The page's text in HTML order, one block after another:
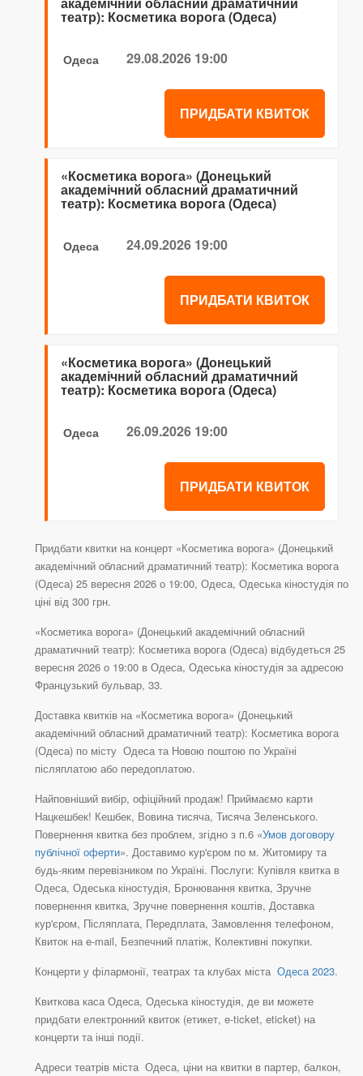
театр): Косметика ворога (Одеса)
Одеса 29.08.2026 19:00
ПРИДБАТИ КВИТОК
«Косметика ворога» (Донецький
академічний обласний драматичний
театр): Косметика ворога (Одеса)
Одеса 24.09.2026 19:00
ПРИДБАТИ КВИТОК
«Косметика ворога» (Донецький
академічний обласний драматичний
театр): Косметика ворога (Одеса)
Одеса 26.09.2026 19:00
ПРИДБАТИ КВИТОК
Придбати квитки на концерт «Косметика ворога» (Донецький
академічний обласний драматичний театр): Косметика ворога
(Одеса) 25 вересня 2026 о 19:00, Одеса, Одеська кіностудія по
ціні від 300 грн.
«Косметика ворога» (Донецький академічний обласний
драматичний театр): Косметика ворога (Одеса) відбудеться 25
вересня 2026 о 19:00 в Одеса, Одеська кіностудія за адресою
Французький бульвар, 33.
Доставка квитків на «Косметика ворога» (Донецький
академічний обласний драматичний театр): Косметика ворога
(Одеса) по місту Одеса та Новою поштою по Україні
післяплатою або передоплатою.
Найповніший вибір, офіційний продаж! Приймаємо карти
Нацкешбек! Кешбек, Вовина тисяча, Тисяча Зеленського.
Повернення квитка без проблем, згідно з п.6 «Умов договору
публічної оферти». Доставимо кур'єром по м. Житомиру та
будь-яким перевізником по Україні. Послуги: Купівля квитка в
Одеса, Одеська кіностудія, Бронювання квитка, Зручне
повернення квитка, Зручне повернення коштів, Доставка
кур'єром, Післяплата, Передплата, Замовлення телефоном,
Квиток на e-mail, Безпечний платіж, Колективні покупки.
Концерти у філармонії, театрах та клубах міста Одеса 2023.
Квиткова каса Одеса, Одеська кіностудія, де ви можете
придбати електронний квиток (етикет, e-ticket, eticket) на
концерти та інші події.
Адреси театрів міста Одеса, ціни на квитки в партер, балкон,